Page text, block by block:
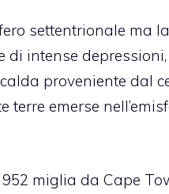
settentrionale ma la
di intense
proveniente dal
emerse
miglia da Cape